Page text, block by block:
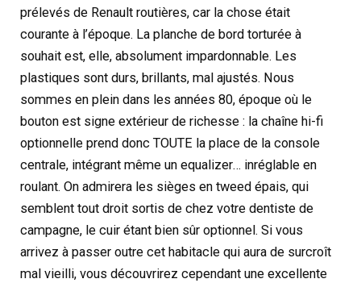
prélevés de Renault routières, car la chose était
courante à l’époque. La planche de bord torturée à
souhait est, elle, absolument impardonnable. Les
plastiques sont durs, brillants, mal ajustés. Nous
sommes en plein dans les années 80, époque où le
bouton est signe extérieur de richesse : la chaîne hi-fi
optionnelle prend donc TOUTE la place de la console
centrale, intégrant même un equalizer… inréglable en
roulant. On admirera les sièges en tweed épais, qui
semblent tout droit sortis de chez votre dentiste de
campagne, le cuir étant bien sûr optionnel. Si vous
arrivez à passer outre cet habitacle qui aura de surcroît
mal vieilli, vous découvrirez cependant une excellente